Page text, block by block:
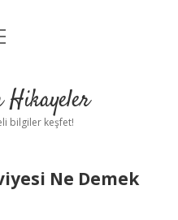
Hikayeler
bilgiler keşfet!
Ne Demek